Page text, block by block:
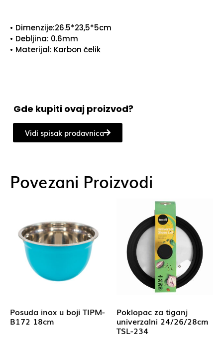
• Dimenzije:26.5*23,5*5cm
• Debljina: 0.6mm
• Materijal: Karbon čelik
Gde kupiti ovaj proizvod?
Vidi spisak prodavnica
Povezani Proizvodi
Posuda inox u boji TIPM-
B172 18cm
Poklopac za tiganj
univerzalni 24/26/28cm
TSL-234